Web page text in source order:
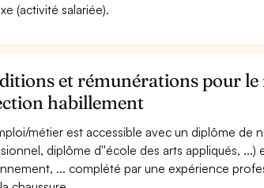
(activité salariée).
et rémunérations pour
habillement
métier est accessible avec un diplôme de
diplôme d''école des arts appliqués,
... complété par une expérience